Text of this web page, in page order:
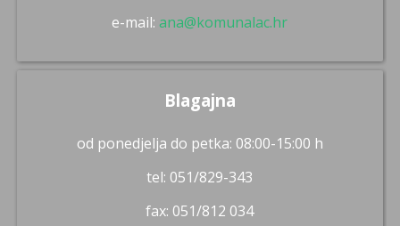
e-mail:ana@komunalac.hr
Blagajna
od ponedjelja do petka: 08:00-15:00 h
tel: 051/829-343
fax: 051/812 034